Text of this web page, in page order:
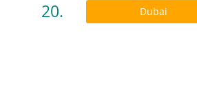
20. Dubai